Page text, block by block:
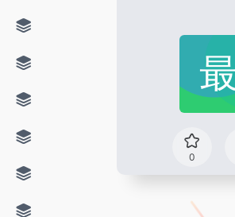
0